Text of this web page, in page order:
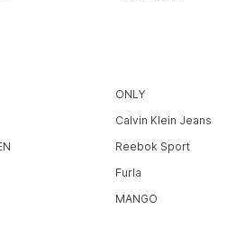
ONLY
Calvin Klein Jeans
Reebok Sport
Furla
MANGO